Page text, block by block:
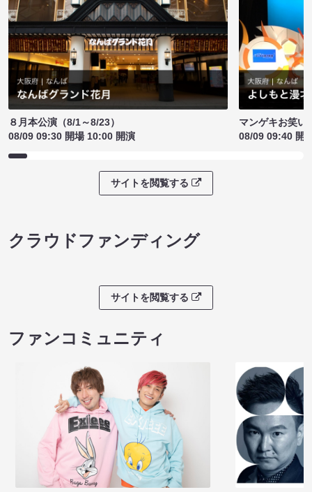
８月本公演（8/1～8/23）
08/09 09:30 開場 10:00 開演
マンゲキお笑い
08/09 09:40 開
サイトを閲覧する
クラウドファンディング
サイトを閲覧する
ファンコミュニティ